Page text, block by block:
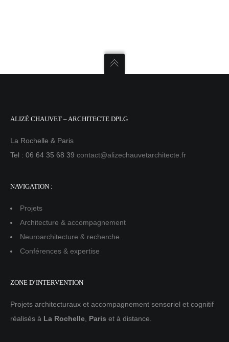
ALIZÉ CHAUVET – ARCHITECTE DPLG
La Rochelle & Paris
Tel : 06 64 35 68 39 contact@alizechauvetarchitecte.fr
NAVIGATION :
Projets
Architecture & accompagnement
Neuroarchitecture & recherche
Conférences & expertise
ZONE D’INTERVENTION
Projets architecturaux et accompagnement sensoriel et cognitif
réalisés à La Rochelle Paris et à distance.